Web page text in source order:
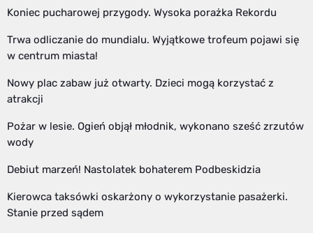
Koniec pucharowej przygody. Wysoka porażka Rekordu
Trwa odliczanie do mundialu. Wyjątkowe trofeum pojawi się
w centrum miasta!
Nowy plac zabaw już otwarty. Dzieci mogą korzystać z
atrakcji
Pożar w lesie. Ogień objął młodnik, wykonano sześć zrzutów
wody
Debiut marzeń! Nastolatek bohaterem Podbeskidzia
Kierowca taksówki oskarżony o wykorzystanie pasażerki.
Stanie przed sądem